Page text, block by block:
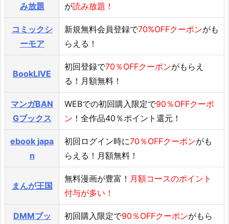
み放題
が読み放題！
コミックシ
ーモア
新規無料会員登録で70%OFFクーポンがも
らえる！
BookLIVE
初回登録で70％OFFクーポンがもらえ
る！月額無料！
マンガBAN
Gブックス
WEBでの初回購入限定で90％OFFクーポ
ン ！全作品40％ポイント還元！
ebook japa
n
初回ログイン時に70％OFFクーポンがも
らえる！月額無料！
まんが王国
無料漫画が豊富！ 月額コースのポイント
付与が多い！
DMMブッ
初回購入限定で90％OFFクーポンがもら